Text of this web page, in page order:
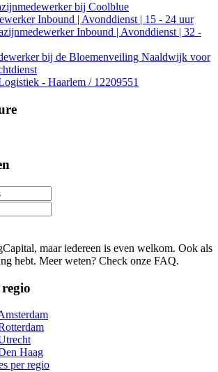
bij Coolblue
Inbound | Avonddienst | 15 - 24 uur
Inbound | Avonddienst | 32 -
bij de Bloemenveiling Naaldwijk voor
- Haarlem / 12209551
maar iedereen is even welkom. Ook als
hebt. Meer weten? Check onze FAQ.
Haag
per regio